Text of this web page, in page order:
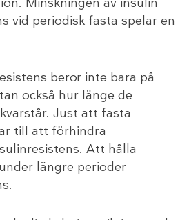
vid periodisk fasta spelar en
beror inte bara på
också hur länge de
Just att fasta
till att förhindra
Att hålla
längre perioder